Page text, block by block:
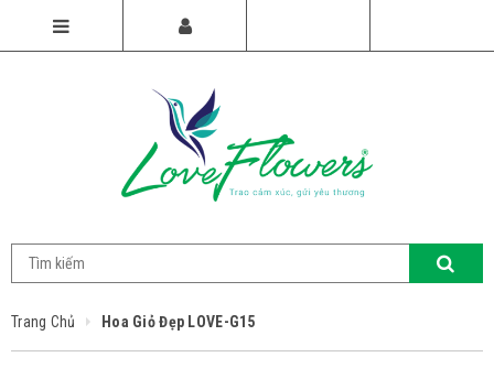
Trang Chủ Hoa Giỏ Đẹp LOVE-G15